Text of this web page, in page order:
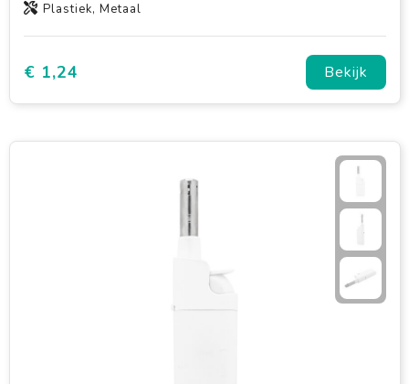
Plastiek, Metaal
€ 1,24 Bekijk